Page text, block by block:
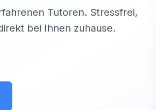
Tutoren. Stressfrei,
bei Ihnen zuhause.